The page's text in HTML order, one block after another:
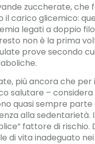
zuccherate,
carico glicemico:
legati a doppio
non è la prima
prove secondo
più ancora che
salutare – considera
quasi sempre
alla
fattore di
di vita inadeguato